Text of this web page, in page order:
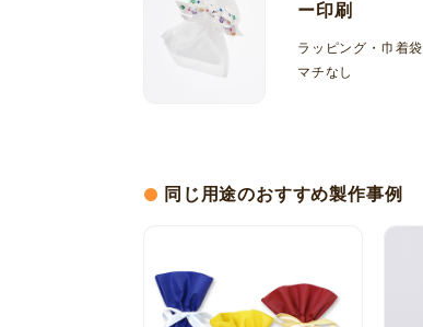
ー印刷
ラッピング・巾着袋
マチなし
同じ用途のおすすめ製作事例